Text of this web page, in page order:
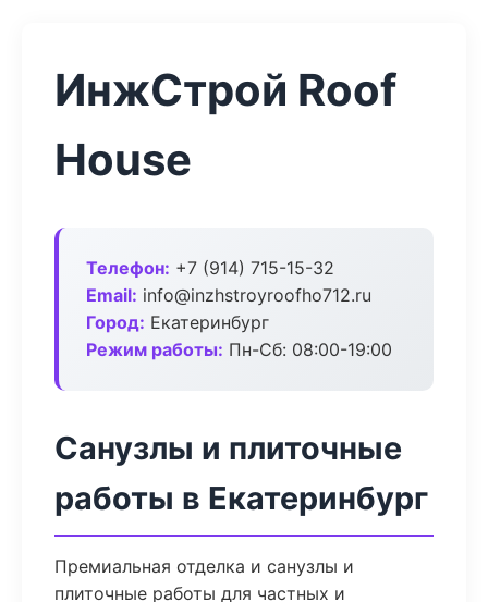
ИнжСтрой Roof
House
Телефон: +7 (914) 715-15-32
Email: info@inzhstroyroofho712.ru
Город: Екатеринбург
Режим работы: Пн-Сб: 08:00-19:00
Санузлы и плиточные
работы в Екатеринбург
Премиальная отделка и санузлы и
плиточные работы для частных и